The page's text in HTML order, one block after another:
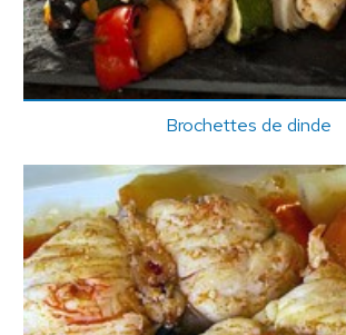
Brochettes de dinde